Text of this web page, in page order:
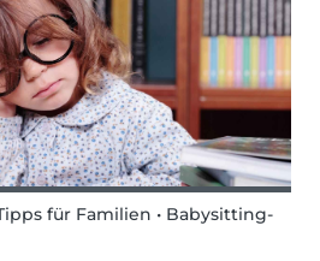
für Familien • Babysitting-